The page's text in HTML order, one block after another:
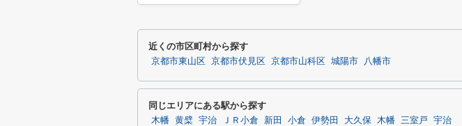
近くの市区町村から探す
京都市東山区 京都市伏見区 京都市山科区 城陽市 八幡市
同じエリアにある駅から探す
木幡 黄檗 宇治 ＪＲ小倉 新田 小倉 伊勢田 大久保 木幡 三室戸 宇治